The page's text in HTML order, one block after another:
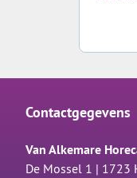
Contactgegevens
Van Alkemare
De Mossel 1 | 1723